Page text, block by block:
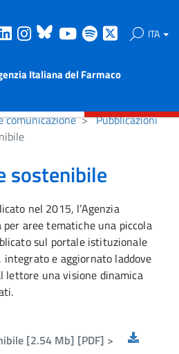
Linkedin
Instagram
Bluesky
Youtube
Spotify ITA
Italiana del Farmaco
comunicazione
Pubblicazioni
sostenibile
nel 2015, l’Agenzia
aree tematiche una piccola
sul portale istituzionale
e aggiornato laddove
lettore una visione dinamica
[2.54 Mb] [PDF] >